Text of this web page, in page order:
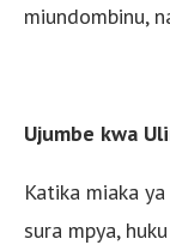
miundombinu,
Ujumbe kwa
Katika miaka
sura mpya,